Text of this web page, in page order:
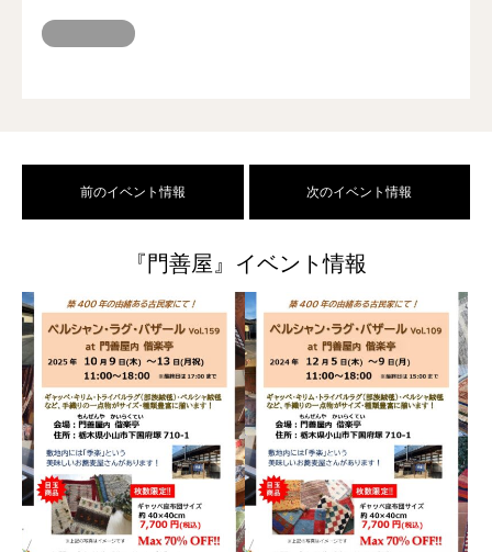
前のイベント情報 次のイベント情報
『門善屋』イベント情報